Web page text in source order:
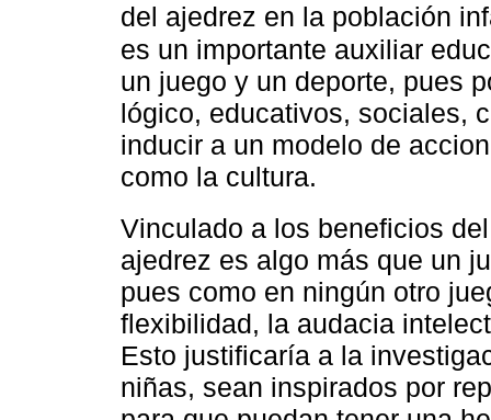
del ajedrez en la población
es un importante auxiliar
un juego y un deporte, pues
lógico, educativos, sociales,
inducir a un modelo de
como la cultura.
Vinculado a los beneficios
ajedrez es algo más que un
pues como en ningún otro
flexibilidad, la audacia
Esto justificaría a la
niñas, sean inspirados por